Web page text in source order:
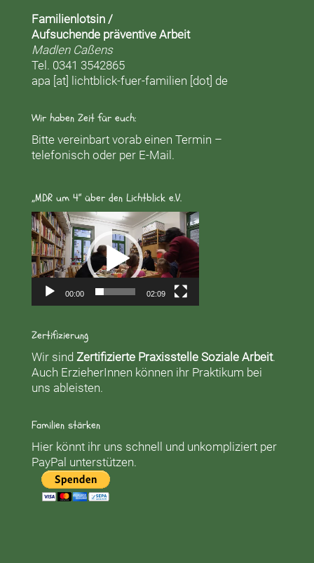
Familienlotsin /
Aufsuchende präventive Arbeit
Madlen Caßens
Tel. 0341 3542865
apa [at] lichtblick-fuer-familien [dot] de
Wir haben Zeit für euch:
Bitte vereinbart vorab einen Termin –
telefonisch oder per E-Mail.
„MDR um 4“ über den Lichtblick e.V.
Video-
Player
00:00 02:09
Zertifizierung
Wir sind Zertifizierte Praxisstelle Soziale Arbeit.
Auch ErzieherInnen können ihr Praktikum bei
uns ableisten.
Familien stärken
Hier könnt ihr uns schnell und unkompliziert per
PayPal unterstützen.